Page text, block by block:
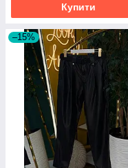
Купити
–15%